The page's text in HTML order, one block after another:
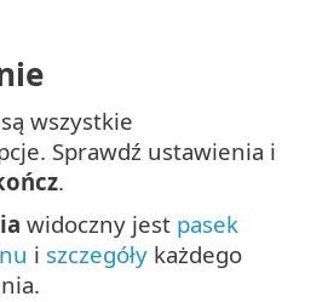
wszystkie
Sprawdź ustawienia i
.
widoczny jest pasek
i szczegóły każdego